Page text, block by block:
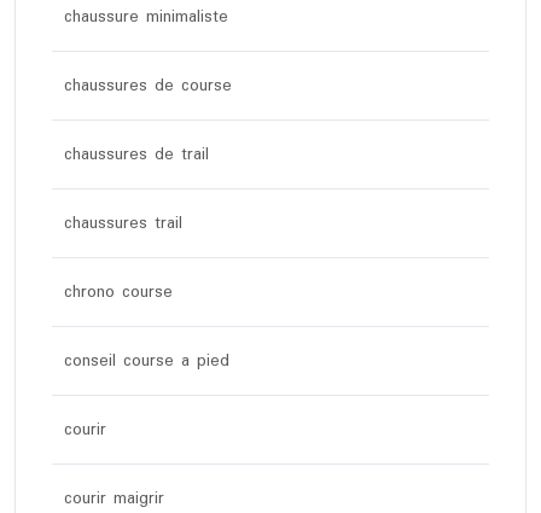
chaussure minimaliste
chaussures de course
chaussures de trail
chaussures trail
chrono course
conseil course a pied
courir
courir maigrir